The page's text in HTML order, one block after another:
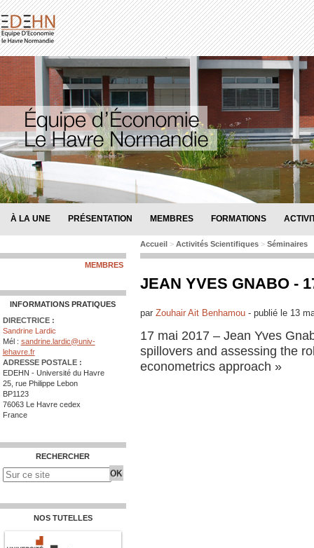
À LA UNE PRÉSENTATION MEMBRES FORMATIONS
MEMBRES
INFORMATIONS PRATIQUES
DIRECTRICE :
Sandrine Lardic
Mél : sandrine.lardic@univ-
lehavre.fr
ADRESSE POSTALE :
EDEHN - Université du Havre
25, rue Philippe Lebon
BP1123
76063 Le Havre cedex
France
RECHERCHER
NOS TUTELLES
Accueil > Activités Scientifiques > Séminaires
JEAN YVES GNABO -
par Zouhair Ait Benhamou - publié le 13
17 mai 2017 – Jean Yves
spillovers and assessing the
econometrics approach »